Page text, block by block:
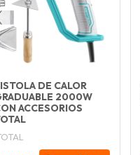
DE CALOR
2000W
ACCESORIOS